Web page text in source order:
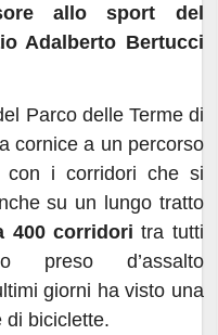
allo sport del
Adalberto Bertucci
Parco delle Terme di
cornice a un percorso
con i corridori che si
su un lungo tratto
400 corridori tra tutti
preso d’assalto
giorni ha visto una
di biciclette.